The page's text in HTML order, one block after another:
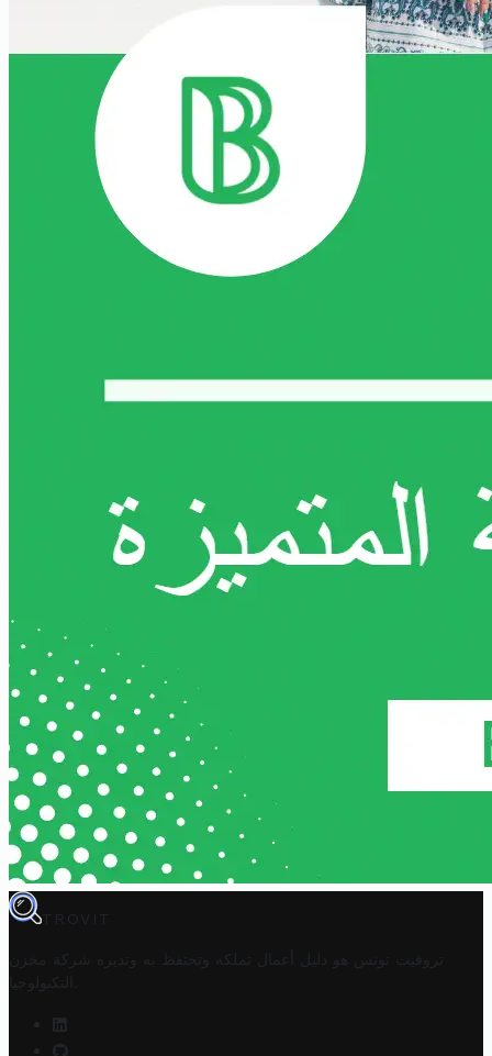
TROVIT
تروفيت تونس هو دليل أعمال تملكه وتحتفظ به وتديره
شركة مخزن
التكنولوجيا